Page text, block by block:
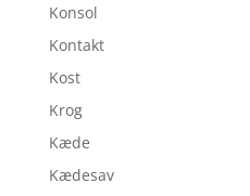
Konsol
Kontakt
Kost
Krog
Kæde
Kædesav